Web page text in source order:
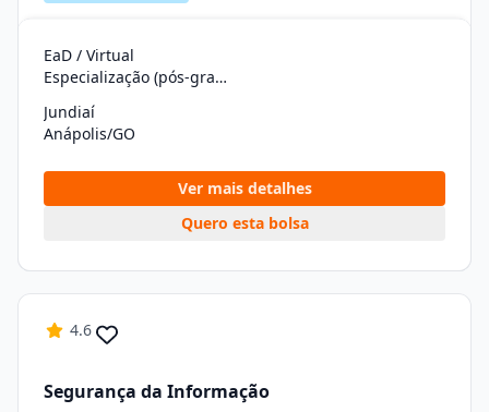
EaD / Virtual
Especialização (pós-graduação)
Jundiaí
Anápolis/GO
Ver mais detalhes
Quero esta bolsa
4.6
Segurança da Informação